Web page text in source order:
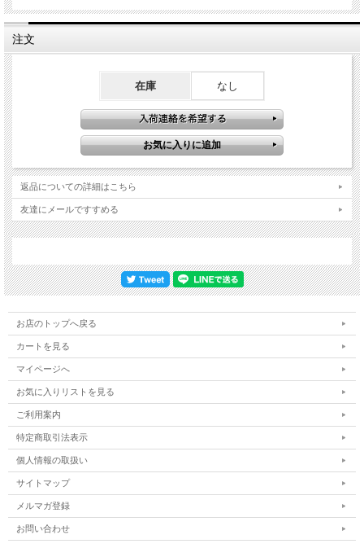
注文
在庫 なし
返品についての詳細はこちら
友達にメールですすめる
お店のトップへ戻る
カートを見る
マイページへ
お気に入りリストを見る
ご利用案内
特定商取引法表示
個人情報の取扱い
サイトマップ
メルマガ登録
お問い合わせ